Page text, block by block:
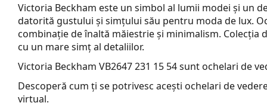
Victoria Beckham este un simbol al lumii modei și un
datorită gustului și simțului său pentru moda de lux.
combinație de înaltă măiestrie și minimalism. Colecția
cu un mare simț al detaliilor.
Victoria Beckham VB2647 231 15 54sunt ochelari de
Descoperă cum ți se potrivesc acești ochelari de
virtual.